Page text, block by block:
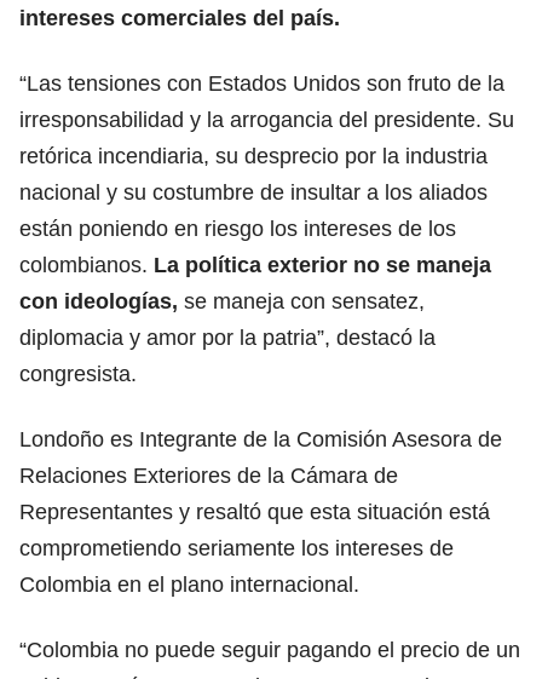
intereses comerciales del país.
“Las tensiones con Estados Unidos son fruto de la
irresponsabilidad y la arrogancia del presidente. Su
retórica incendiaria, su desprecio por la industria
nacional y su costumbre de insultar a los aliados
están poniendo en riesgo los intereses de los
colombianos. La política exterior no se maneja
con ideologías, se maneja con sensatez,
diplomacia y amor por la patria”, destacó la
congresista.
Londoño es Integrante de la Comisión Asesora de
Relaciones Exteriores de la Cámara de
Representantes y resaltó que esta situación está
comprometiendo seriamente los intereses de
Colombia en el plano internacional.
“Colombia no puede seguir pagando el precio de un